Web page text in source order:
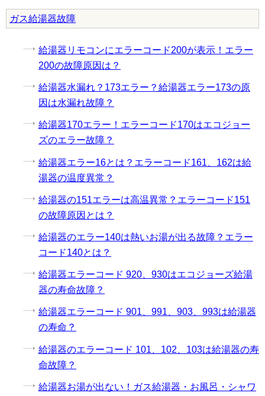
ガス給湯器故障
給湯器リモコンにエラーコード200が表示！エラー
200の故障原因は？
給湯器水漏れ？173エラー？給湯器エラー173の原
因は水漏れ故障？
給湯器170エラー！エラーコード170はエコジョー
ズのエラー故障？
給湯器エラー16とは？エラーコード161、162は給
湯器の温度異常？
給湯器の151エラーは高温異常？エラーコード151
の故障原因とは？
給湯器のエラー140は熱いお湯が出る故障？エラー
コード140とは？
給湯器エラーコード 920、930はエコジョーズ給湯
器の寿命故障？
給湯器エラーコード 901、991、903、993は給湯器
の寿命？
給湯器のエラーコード 101、102、103は給湯器の寿
命故障？
給湯器お湯が出ない！ガス給湯器・お風呂・シャワ